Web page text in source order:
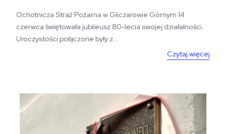
Ochotnicza Straż Pożarna w Gliczarowie Górnym 14
czerwca świętowała jubileusz 80-lecia swojej działalności.
Uroczystości połączone były z...
Czytaj więcej